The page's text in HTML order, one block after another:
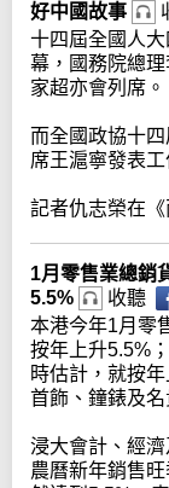
好中國故事
十四屆全國人
幕，國務院總
家超亦會列席。
而全國政協十
席王滬寧發表
記者仇志榮在《
1月零售業總銷
5.5%
收聽
本港今年1月零
按年上升5.5%
時估計，就按
首飾、鐘錶及
浸大會計、經
農曆新年銷售